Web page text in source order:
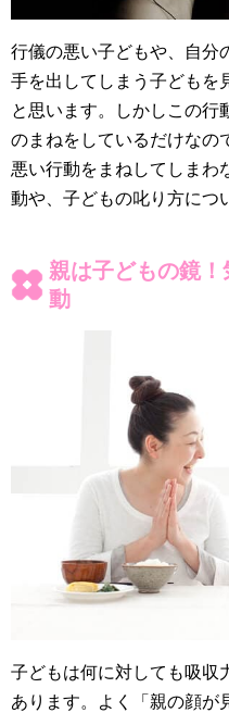
行儀の悪い子どもや、自分
手を出してしまう子どもを
と思います。しかしこの行
のまねをしているだけなの
悪い行動をまねしてしまわ
動や、子どもの叱り方につ
親は子どもの鏡
動
子どもは何に対しても吸収
あります。よく「親の顔が